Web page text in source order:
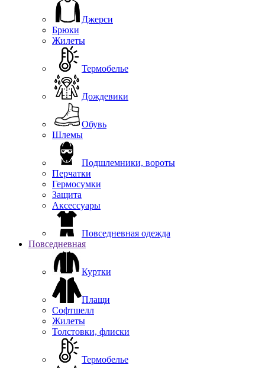
Джерси
Брюки
Жилеты
Термобелье
Дождевики
Обувь
Шлемы
Подшлемники, вороты
Перчатки
Гермосумки
Защита
Аксессуары
Повседневная одежда
Повседневная
Куртки
Плащи
Софтшелл
Жилеты
Толстовки, флиски
Термобелье